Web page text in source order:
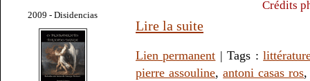
2009 - Disidencias
Crédits
Lire la suite
Lien permanent | Tags :
pierre assouline,antoni casas ros